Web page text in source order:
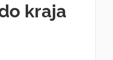
kraja